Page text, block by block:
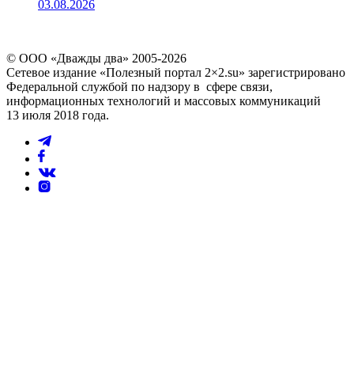
03.08.2026
© ООО «Дважды два» 2005-2026
Сетевое издание «Полезный портал 2×2.su» зарегистрировано
Федеральной службой по надзору в сфере связи,
информационных технологий и массовых коммуникаций
13 июля 2018 года.